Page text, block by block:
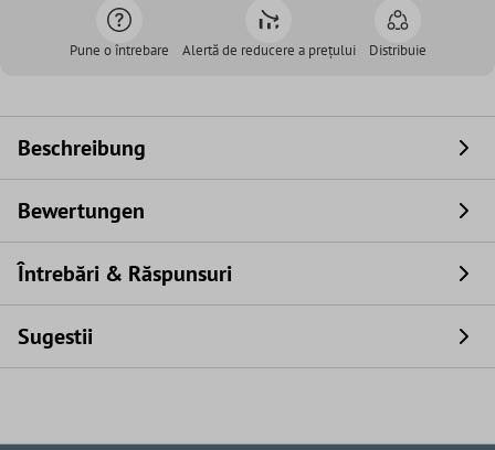
Pune o întrebare Alertă de reducere a prețului Distribuie
Beschreibung
Bewertungen
Întrebări & Răspunsuri
Sugestii